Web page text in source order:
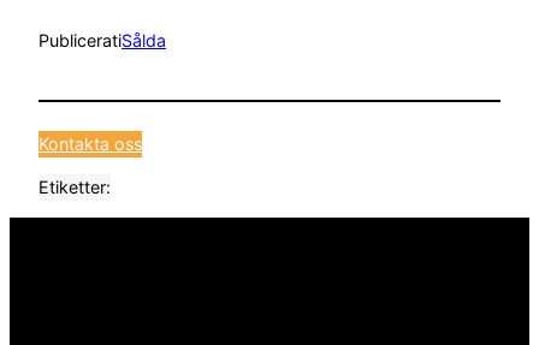
PubliceratiSålda
Kontakta oss
Etiketter: